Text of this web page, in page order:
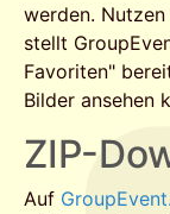
werden.
stellt
Favoriten"
Bilder ansehen
ZIP-
Auf